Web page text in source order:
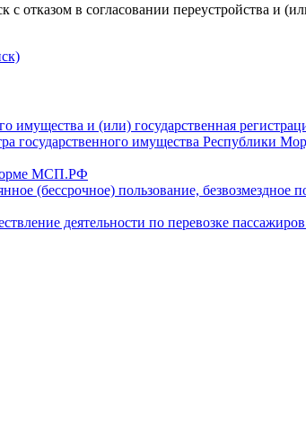
отказом в согласовании переустройства и
имущества и (или) государственная
государственного имущества Республики
МСП.РФ
(бессрочное) пользование,
деятельности по перевозке